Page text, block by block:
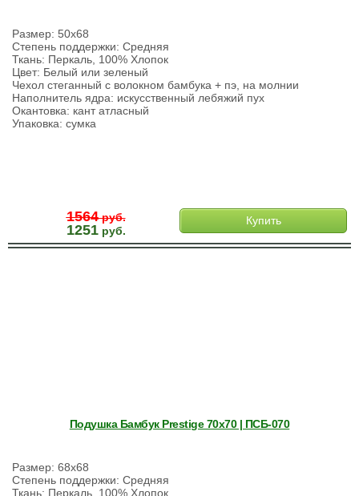
Размер: 50х68
Степень поддержки: Средняя
Ткань: Перкаль, 100% Хлопок
Цвет: Белый или зеленый
Чехол стеганный с волокном бамбука + пэ, на молнии
Наполнитель ядра: искусственный лебяжий пух
Окантовка: кант атласный
Упаковка: сумка
1564руб.
1251руб.
Купить
Подушка Бамбук Prestige 70х70 | ПСБ-070
Размер: 68х68
Степень поддержки: Средняя
Ткань: Перкаль, 100% Хлопок